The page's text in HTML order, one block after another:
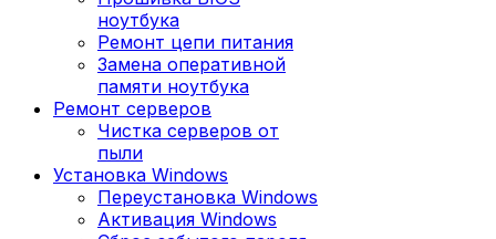
ноутбука
Ремонт цепи питания
Замена оперативной
памяти ноутбука
Ремонт серверов
Чистка серверов от
пыли
Установка Windows
Переустановка Windows
Активация Windows